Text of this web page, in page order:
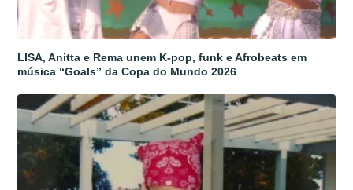
LISA, Anitta e Rema unem K-pop, funk e Afrobeats em
música “Goals” da Copa do Mundo 2026